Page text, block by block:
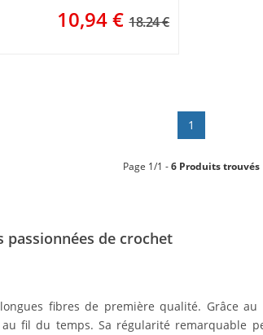
10,94€ 18.24 €
1
Page 1/1 -6 Produits trouvés
passionnées de crochet
fibres de première qualité. Grâce
fil du temps. Sa régularité remarquable